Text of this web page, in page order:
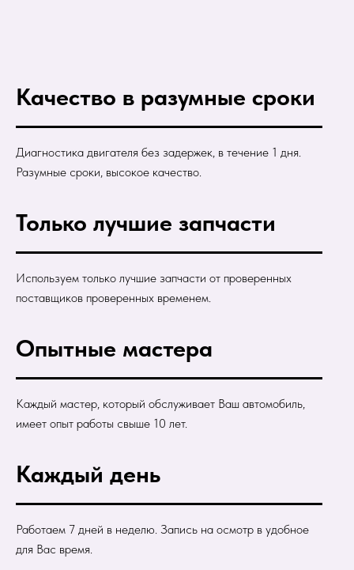
Качество в разумные сроки
Диагностика двигателя без задержек, в течение 1 дня.
Разумные сроки, высокое качество.
Только лучшие запчасти
Используем только лучшие запчасти от проверенных
поставщиков проверенных временем.
Опытные мастера
Каждый мастер, который обслуживает Ваш автомобиль,
имеет опыт работы свыше 10 лет.
Каждый день
Работаем 7 дней в неделю. Запись на осмотр в удобное
для Вас время.